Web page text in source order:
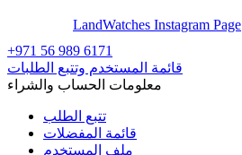
LandWatches Instagram Page
+971 56 989 6171
قائمة المستخدم وتتبع الطلبات
معلومات الحساب والشراء
تتبع الطلب
قائمة المفضلات
ملف المستخدم